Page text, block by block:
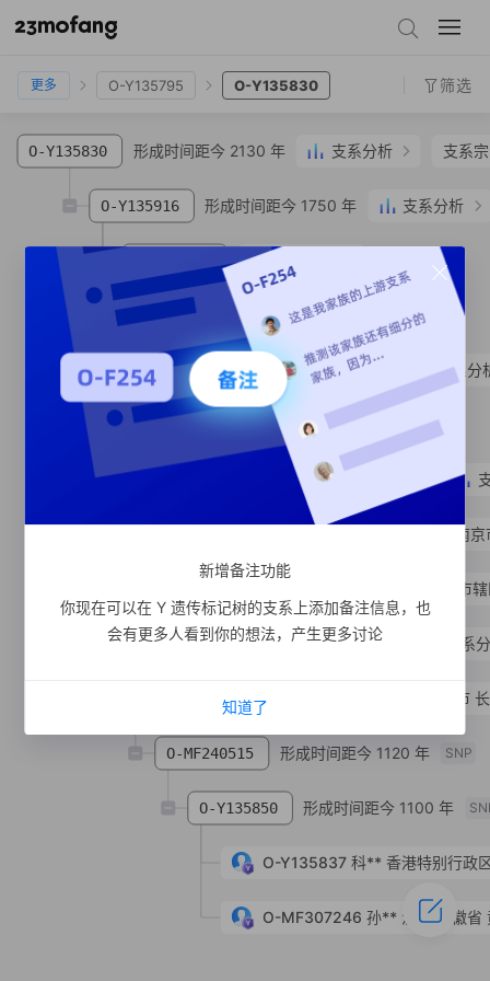
O-CTS11553
更多 O-Y135795 O-Y135830 筛选
O-Y135830 形成时间距今 2130 年 支系分析 支系
O-Y135916 形成时间距今 1750 年 支系分析
支系宗亲
O-MF19449 支系宗亲1人 SNP
O-MF20131 形成时间距今 1630 年 支系分
O-MF465331 形成时间距今 1240 年 支系
O-MF125661 支系宗亲1 SNP
形成时间距今 1620 年
O-MV220230 四川省 宜宾市
O-MF240515 形成时间距今 1120 年 SNP
江苏省 南
上海市 市
O-Y135850 形成时间距今 1100 年
O-Y135837 科** 香港特别行政
O-MF307246 孙** 汉族安徽省
新增备注功能
你现在可以在 Y 遗传标记树的支系上添加备注信息，也
会有更多人看到你的想法，产生更多讨论
知道了